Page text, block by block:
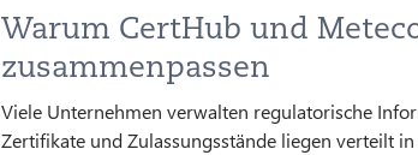
Warum CertHub und
zusammenpassen
Viele Unternehmen verwalten regulatorische
Zertifikate und Zulassungsstände liegen verteilt